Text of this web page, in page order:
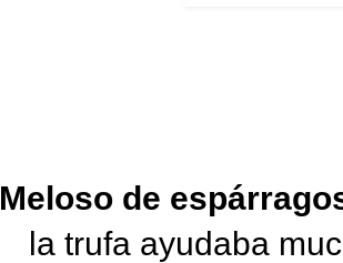
Meloso de
la trufa ayudaba